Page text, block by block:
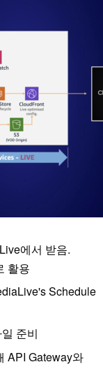
에서 받음.
활용
Schedule
준비
API Gateway와